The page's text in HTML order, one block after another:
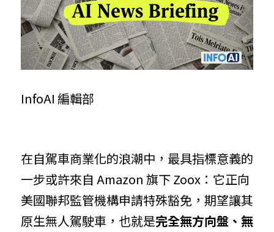
InfoAI 編輯部
在自駕車商業化的浪潮中，最具指標意義的
一步或許來自 Amazon 旗下 Zoox：它正向
美國聯邦監管機構申請特殊豁免，期望讓其
原生無人駕駛車，也就是完全無方向盤、無